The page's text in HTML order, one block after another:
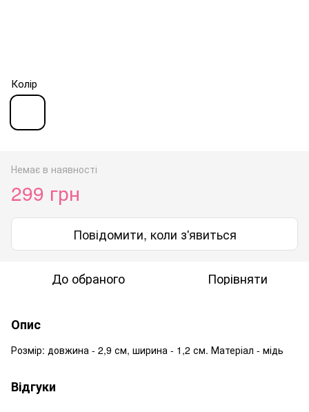
Колір
Немає в наявності
299 грн
Повідомити, коли з'явиться
До обраного Порівняти
Опис
Розмір: довжина - 2,9 см, ширина - 1,2 см. Матеріал - мідь
Відгуки